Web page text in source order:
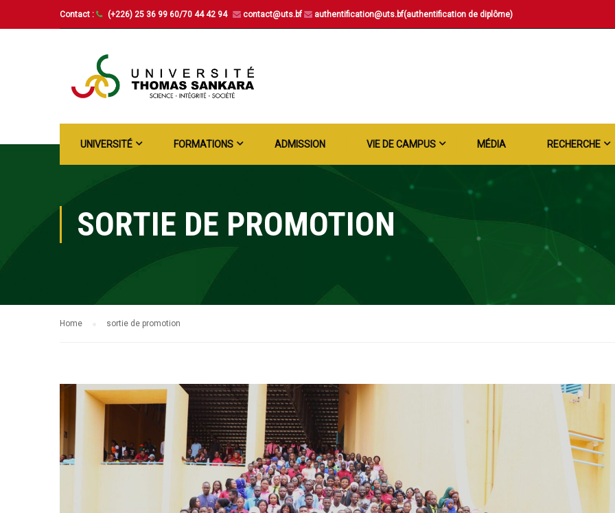
Contact : (+226) 25 36 99 60/70 44 42 94 contact@uts.bf authentification@uts.bf(authentification de diplôme)
UNIVERSITÉ FORMATIONS ADMISSION VIE DE CAMPUS MÉDIA RECHERCHE
SORTIE DE PROMOTION
Home sortie de promotion